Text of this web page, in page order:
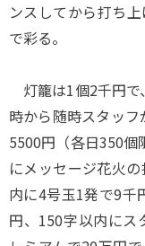
ンスしてから打ち
で彩る。
灯籠は1個2千円で
時から随時スタッ
5500円（各日350個
にメッセージ花火
内に4号玉1発で9千
円、150字以内にス